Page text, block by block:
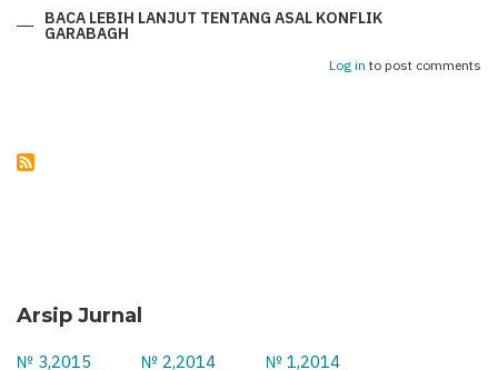
BACA LEBIH LANJUT TENTANG ASAL KONFLIK
GARABAGH
Log in to post comments
Arsip Jurnal
№ 3,2015 № 2,2014 № 1,2014